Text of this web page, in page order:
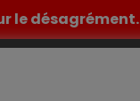
le désagrément.